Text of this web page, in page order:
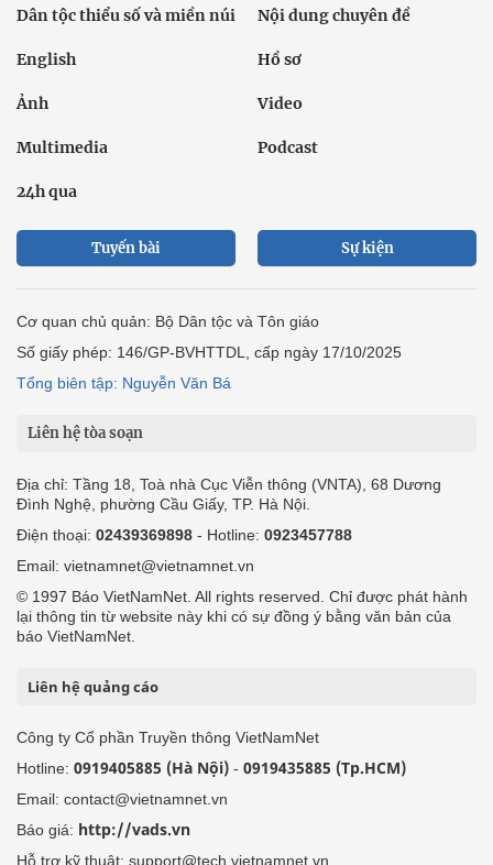
Dân tộc thiểu số và miền núi Nội dung chuyên đề
English Hồ sơ
Ảnh Video
Multimedia Podcast
24h qua
Tuyến bài Sự kiện
Cơ quan chủ quản: Bộ Dân tộc và Tôn giáo
Số giấy phép: 146/GP-BVHTTDL, cấp ngày 17/10/2025
Tổng biên tập: Nguyễn Văn Bá
Liên hệ tòa soạn
Địa chỉ: Tầng 18, Toà nhà Cục Viễn thông (VNTA), 68 Dương
Đình Nghệ, phường Cầu Giấy, TP. Hà Nội.
Điện thoại: 02439369898 - Hotline: 0923457788
Email: vietnamnet@vietnamnet.vn
© 1997 Báo VietNamNet. All rights reserved. Chỉ được phát hành
lại thông tin từ website này khi có sự đồng ý bằng văn bản của
báo VietNamNet.
Liên hệ quảng cáo
Công ty Cổ phần Truyền thông VietNamNet
Hotline: 0919405885 (Hà Nội) - 0919435885 (Tp.HCM)
Email: contact@vietnamnet.vn
Báo giá: http://vads.vn
Hỗ trợ kỹ thuật: support@tech.vietnamnet.vn